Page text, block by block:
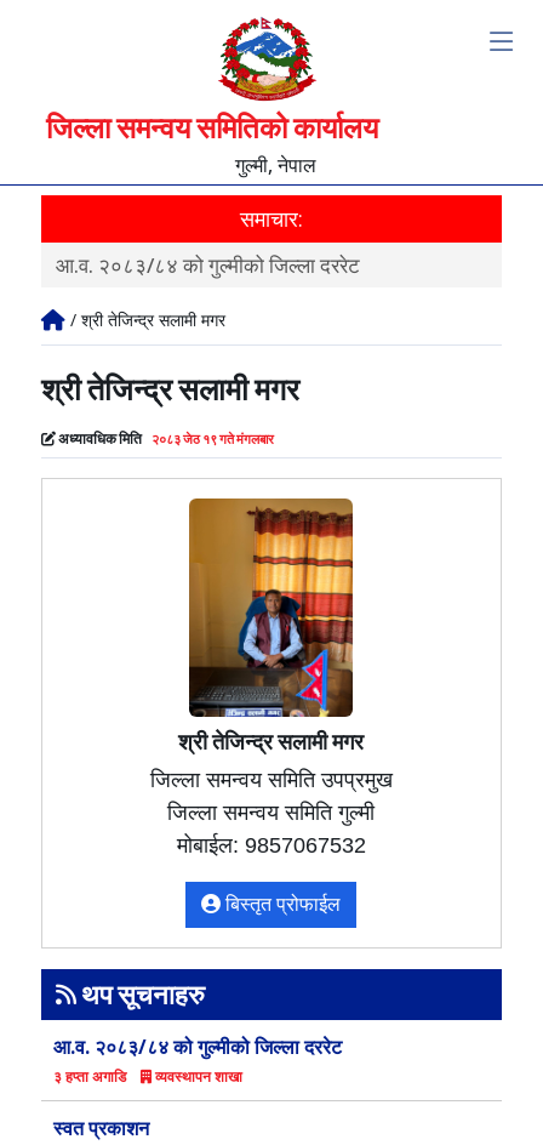
जिल्ला समन्वय समितिको कार्यालय
गुल्मी, नेपाल
समाचार:
स्वत प्रकाशन
/ श्री तेजिन्द्र सलामी मगर
श्री तेजिन्द्र सलामी मगर
अध्यावधिक मिति २०८३ जेठ १९ गते मंगलबार
श्री तेजिन्द्र सलामी मगर
जिल्ला समन्वय समिति उपप्रमुख
जिल्ला समन्वय समिति गुल्मी
मोबाईल: 9857067532
बिस्तृत प्रोफाईल
थप सूचनाहरु
आ.व. २०८३/८४ को गुल्मीको जिल्ला दररेट
३ हप्ता अगाडि व्यवस्थापन शाखा
स्वत प्रकाशन